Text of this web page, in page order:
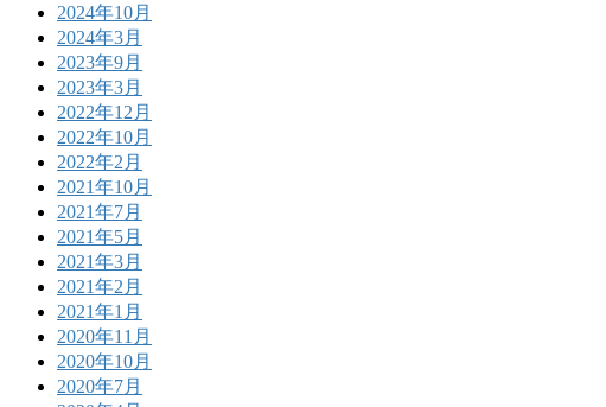
2024年10月
2024年3月
2023年9月
2023年3月
2022年12月
2022年10月
2022年2月
2021年10月
2021年7月
2021年5月
2021年3月
2021年2月
2021年1月
2020年11月
2020年10月
2020年7月